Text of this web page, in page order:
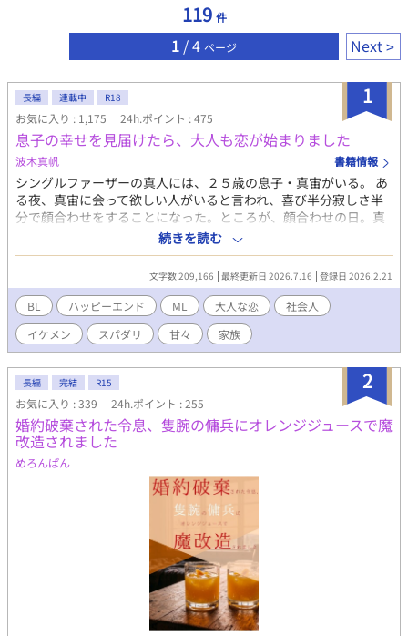
119 件
1 / 4 ページ Next
1
長編 連載中 R18
お気に入り : 1,175 24h.ポイント : 475
息子の幸せを見届けたら、大人も恋が始まりました
波木真帆 書籍情報
シングルファーザーの真人には、２５歳の息子・真宙がいる。 あ
る夜、真宙に会って欲しい人がいると言われ、喜び半分寂しさ半
分で顔合わせをすることになった。ところが、顔合わせの日。真
宙の恋人としてやってきたのは、男だった。困惑し戸惑いつつ
も、息子が幸せならと二人の仲を認める。 そうして、相手の父親
も含めて四人で食事会が始まったのだが、それから父親同士の距
離が縮まってきて…… シングルファーザー同士の優しく穏やかな
恋の話。 あまり長くならない予定ですが……ってめちゃくちゃ長
くなってた（汗） 最後まで楽しんでいただけると嬉しいです♡
R18には※つけます。 ※タイトルちょこっと変更しました。
続きを読む
文字数 209,166 最終更新日 2026.7.16 登録日 2026.2.21
BL ハッピーエンド ML 大人な恋
社会人
イケメン
スパダリ 甘々 家族
2
長編 完結 R15
お気に入り : 339 24h.ポイント : 255
婚約破棄された令息、隻腕の傭兵にオレンジジュースで魔
改造されました
めろんぱん